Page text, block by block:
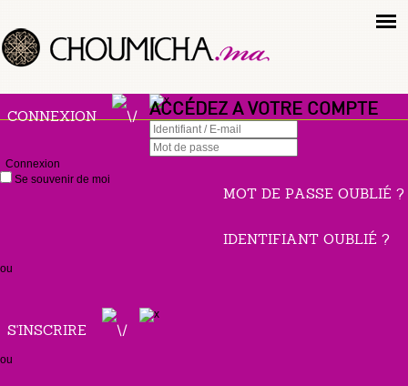
CONNEXION ACCÉDEZ A VOTRE COMPTE
Connexion
Se souvenir de moi
MOT DE PASSE OUBLIÉ ?
IDENTIFIANT OUBLIÉ ?
ou
S'INSCRIRE
ou